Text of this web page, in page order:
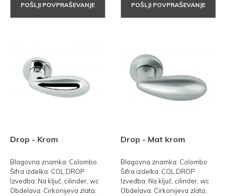
POŠLJI POVPRAŠEVANJE POŠLJI POVPRAŠEVANJE
Drop - Krom
Blagovna znamka: Colombo
Šifra izdelka: COL.DROP
Izvedba: Na ključ, cilinder, wc
Obdelava: Cirkonijeva zlata,
Drop - Mat krom
Blagovna znamka: Colombo
Šifra izdelka: COL.DROP
Izvedba: Na ključ, cilinder, wc
Obdelava: Cirkonijeva zlata,